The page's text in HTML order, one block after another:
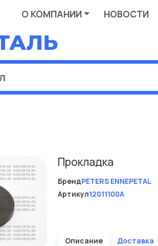
О КОМПАНИИ НОВОСТИ
Прокладка
БрендPETERS ENNEPETAL
Артикул12011100A
Описание Доставка